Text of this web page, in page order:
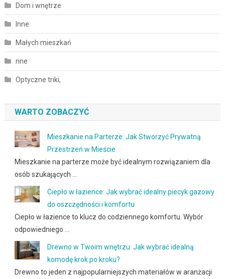
Dom i wnętrze
Inne
Małych mieszkań
nne
Optyczne triki,
WARTO ZOBACZYĆ
Mieszkanie na Parterze: Jak Stworzyć Prywatną
Przestrzeń w Mieście
Mieszkanie na parterze może być idealnym rozwiązaniem dla
osób szukających …
Ciepło w łazience: Jak wybrać idealny piecyk gazowy
do oszczędności i komfortu
Ciepło w łazience to klucz do codziennego komfortu. Wybór
odpowiedniego …
Drewno w Twoim wnętrzu: Jak wybrać idealną
komodę krok po kroku?
Drewno to jeden z najpopularniejszych materiałów w aranżacji